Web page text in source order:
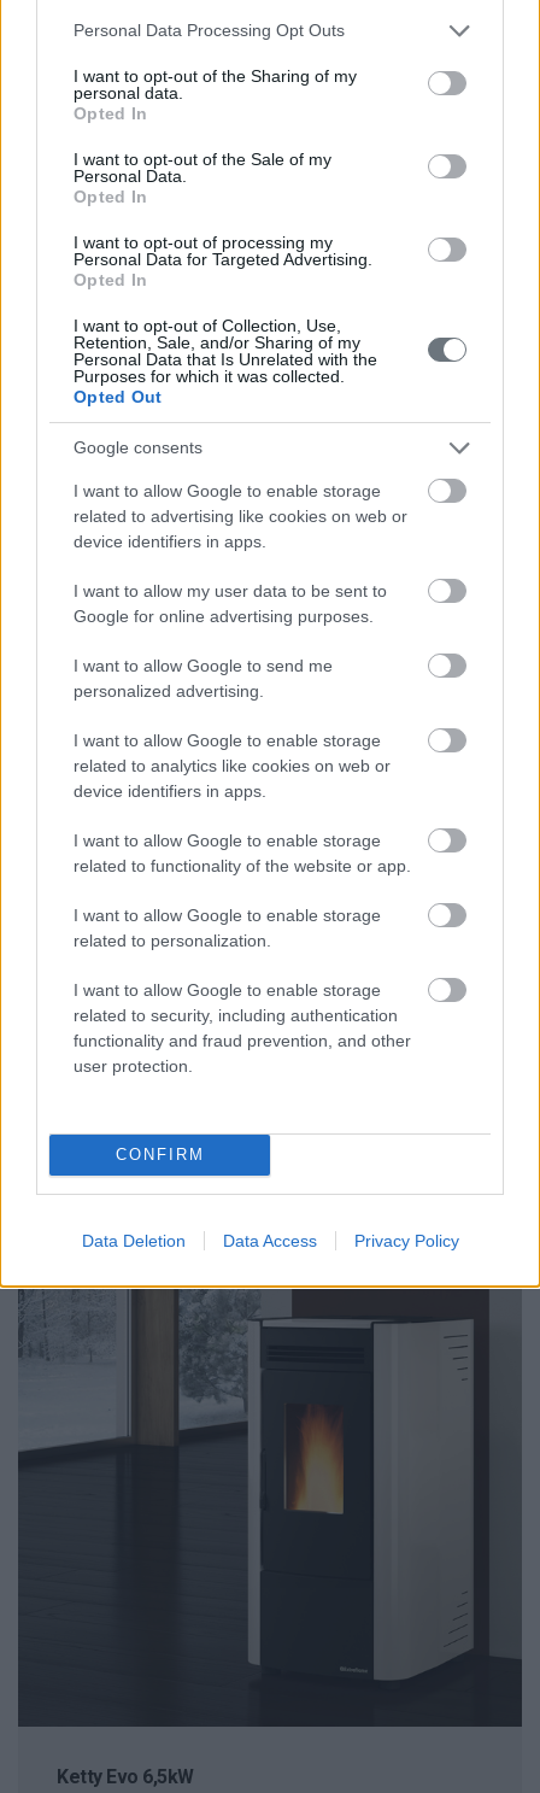
Please note that this website/app uses one or more Google
not limited to your visit or usage behaviour. You may click to
grant or deny consent to Google and its third-party tags to
use your data for below specified purposes in below Google
consent section.
Personal Data Processing Opt Outs
I want to opt-out of the Sharing of my
personal data.
Opted In
I want to opt-out of the Sale of my
Personal Data.
Opted In
I want to opt-out of processing my
Personal Data for Targeted Advertising.
Opted In
I want to opt-out of Collection, Use,
Retention, Sale, and/or Sharing of my
Personal Data that Is Unrelated with the
Purposes for which it was collected.
Opted Out
Google consents
I want to allow Google to enable storage
related to advertising like cookies on web or
device identifiers in apps.
I want to allow my user data to be sent to
Google for online advertising purposes.
I want to allow Google to send me
personalized advertising.
I want to allow Google to enable storage
related to analytics like cookies on web or
device identifiers in apps.
I want to allow Google to enable storage
related to functionality of the website or app.
I want to allow Google to enable storage
related to personalization.
I want to allow Google to enable storage
related to security, including authentication
functionality and fraud prevention, and other
user protection.
CONFIRM
Data Deletion Data Access Privacy Policy
Μικρή αλλά πολύ αποδοτική ξυλόσομπα της σειράς F.D.G..
Συνδυάζει ιδανικά την κλασσική εμφάνιση με την σύγχρονη
τεχνολογία καύσης.
ΠΕΡΙΣΣΟΤΕΡΑ
Candy LEAN 6,6kW
Extraflame. Η ωφέλιμη ισχύς της φθάνει στα 7,2kW, που...
ΠΕΡΙΣΣΟΤΕΡΑ
Ketty Evo 6,5kW